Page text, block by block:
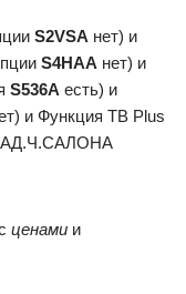
S2VSA нет) и
S4HAA нет) и
S536A есть) и
и Функция ТВ Plus
ценами и